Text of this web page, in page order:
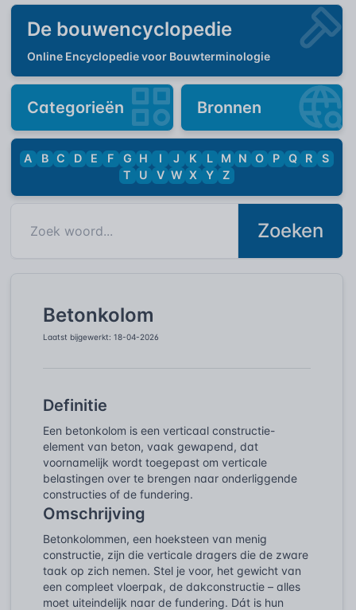
De bouwencyclopedie
Online Encyclopedie voor Bouwterminologie
Categorieën Bronnen
A B C D E F G H I J K L M N O P Q R
S
T
U V W X Y Z
Zoeken
Betonkolom
Laatst bijgewerkt: 18-04-2026
Definitie
Een betonkolom is een verticaal constructie-
element van beton, vaak gewapend, dat
voornamelijk wordt toegepast om verticale
belastingen over te brengen naar onderliggende
constructies of de fundering.
Omschrijving
Betonkolommen, een hoeksteen van menig
constructie, zijn die verticale dragers die de zware
taak op zich nemen. Stel je voor, het gewicht van
een compleet vloerpak, de dakconstructie – alles
moet uiteindelijk naar de fundering. Dát is hun